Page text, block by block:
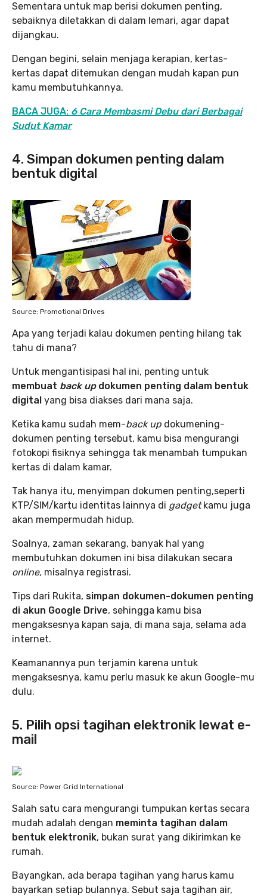
Sementara untuk map berisi dokumen penting,
sebaiknya diletakkan di dalam lemari, agar dapat
dijangkau.
Dengan begini, selain menjaga kerapian, kertas-
kertas dapat ditemukan dengan mudah kapan pun
kamu membutuhkannya.
BACA JUGA: 6 Cara Membasmi Debu dari Berbagai
Sudut Kamar
4. Simpan dokumen penting dalam
bentuk digital
Source: Promotional Drives
Apa yang terjadi kalau dokumen penting hilang tak
tahu di mana?
Untuk mengantisipasi hal ini, penting untuk
membuat back updokumen penting dalam bentuk
digital yang bisa diakses dari mana saja.
Ketika kamu sudah mem-back up dokumening-
dokumen penting tersebut, kamu bisa mengurangi
fotokopi fisiknya sehingga tak menambah tumpukan
kertas di dalam kamar.
Tak hanya itu, menyimpan dokumen penting,seperti
KTP/SIM/kartu identitas lainnya di gadgetkamu juga
akan mempermudah hidup.
Soalnya, zaman sekarang, banyak hal yang
membutuhkan dokumen ini bisa dilakukan secara
online, misalnya registrasi.
Tips dari Rukita, simpan dokumen-dokumen penting
di akun Google Drive, sehingga kamu bisa
mengaksesnya kapan saja, di mana saja, selama ada
internet.
Keamanannya pun terjamin karena untuk
mengaksesnya, kamu perlu masuk ke akun Google-mu
dulu.
5. Pilih opsi tagihan elektronik lewat e-
mail
Source: Power Grid International
Salah satu cara mengurangi tumpukan kertas secara
mudah adalah dengan meminta tagihan dalam
bentuk elektronik, bukan surat yang dikirimkan ke
rumah.
Bayangkan, ada berapa tagihan yang harus kamu
bayarkan setiap bulannya. Sebut saja tagihan air,